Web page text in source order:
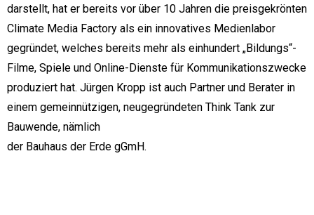
darstellt, hat er bereits vor über 10 Jahren die preisgekrönten
Climate Media Factory als ein innovatives Medienlabor
gegründet, welches bereits mehr als einhundert „Bildungs“-
Filme, Spiele und Online-Dienste für Kommunikationszwecke
produziert hat. Jürgen Kropp ist auch Partner und Berater in
einem gemeinnützigen, neugegründeten Think Tank zur
Bauwende, nämlich
der Bauhaus der Erde gGmH.